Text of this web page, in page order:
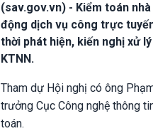
(sav.gov.vn) - Kiểm toán
động dịch vụ công trực
thời phát hiện, kiến nghị xử
KTNN.
Tham dự Hội nghị có ông
trưởng Cục Công nghệ thông
toán.